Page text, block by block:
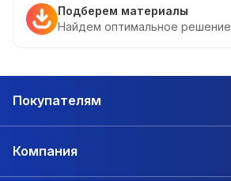
Подберем материалы
Найдем оптимальное решение
Покупателям
Компания